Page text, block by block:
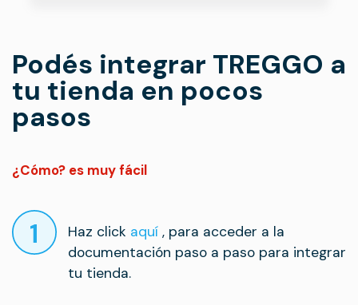
Podés integrar TREGGO a
tu tienda en pocos
pasos
¿Cómo? es muy fácil
Haz click aquí , para acceder a la
documentación paso a paso para integrar
tu tienda.